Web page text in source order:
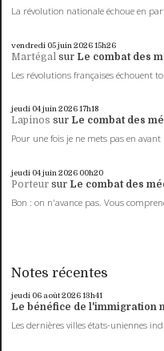
La révolution nationale échoue en
vendredi 05juin 202615h26
Martégal sur Le combat des
Les révolutions françaises échouent
jeudi 04juin 202617h18
Lapinos sur Le combat des
Pour une fois je ne mets pas en
jeudi 04juin 2026 00h20
Porteur sur Le combat des
Bon : on n'avance pas. Vous
Notes récentes
jeudi 06 août 202613h41
Le bénéfice de l'immigration
Les dernières villes états-uniennes